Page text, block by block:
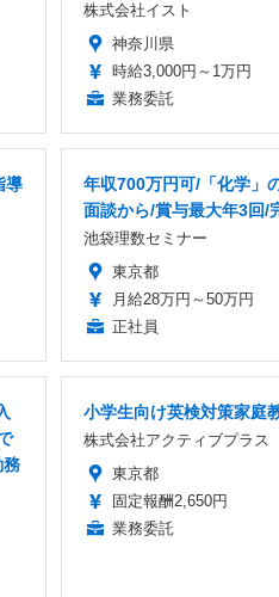
株式会社イスト
神奈川県
時給3,000円～1万円
業務委託
導
年収700万円可/「化学」
面談から/賞与最大年3回/
池袋理数セミナー
東京都
月給28万円～50万円
正社員
務
小学生向け英検対策家庭
株式会社アクティブプラス
東京都
固定報酬2,650円
業務委託